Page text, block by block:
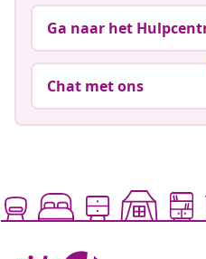
Ga naar het
Chat met ons